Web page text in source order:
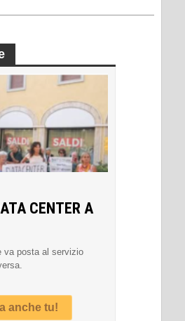
CENTER A
va posta al servizio
anche tu!